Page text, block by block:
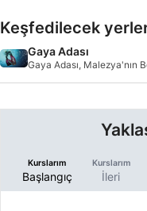
Keşfedilecek
Gaya Adası
Gaya Adası, Malezya'nın
Kurslarım
Başlangıç
Kurslarım
İleri